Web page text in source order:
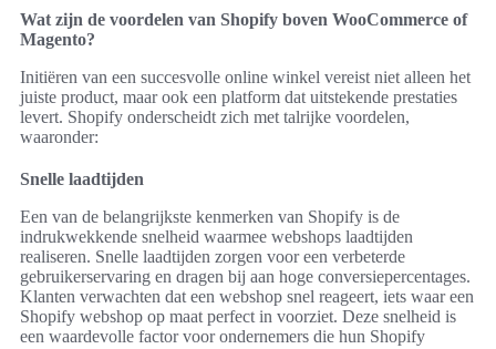
Wat zijn de voordelen van Shopify boven WooCommerce of
Magento?
Initiëren van een succesvolle online winkel vereist niet alleen het
juiste product, maar ook een platform dat uitstekende prestaties
levert. Shopify onderscheidt zich met talrijke voordelen,
waaronder:
Snelle laadtijden
Een van de belangrijkste kenmerken van Shopify is de
indrukwekkende snelheid waarmee webshops laadtijden
realiseren. Snelle laadtijden zorgen voor een verbeterde
gebruikerservaring en dragen bij aan hoge conversiepercentages.
Klanten verwachten dat een webshop snel reageert, iets waar een
Shopify webshop op maat perfect in voorziet. Deze snelheid is
een waardevolle factor voor ondernemers die hun Shopify